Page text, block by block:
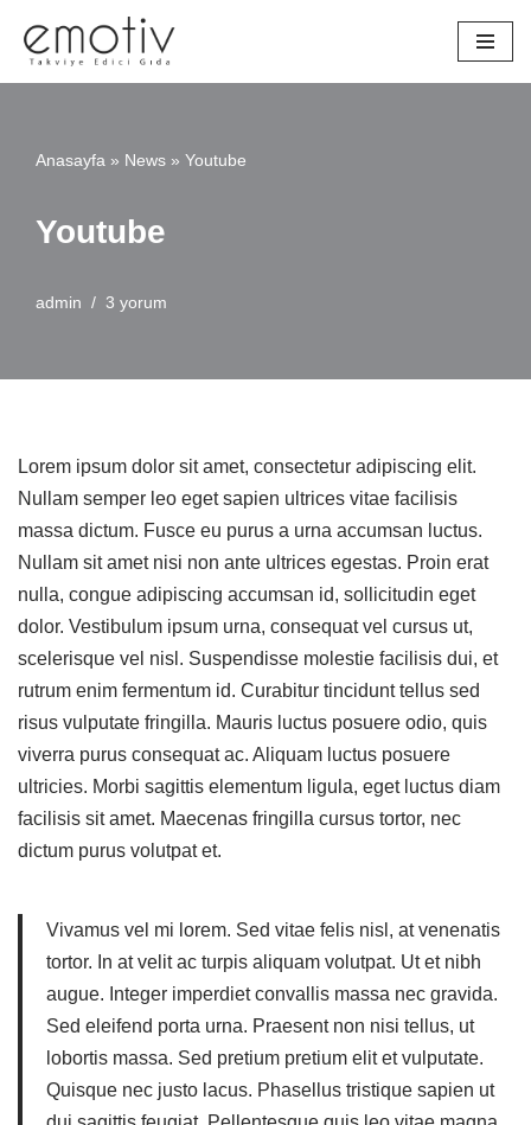
İçeriğe
Anasayfa » News » Youtube
Youtube
admin 3 yorum
Lorem ipsum dolor sit amet, consectetur adipiscing elit.
Nullam semper leo eget sapien ultrices vitae facilisis
massa dictum. Fusce eu purus a urna accumsan luctus.
Nullam sit amet nisi non ante ultrices egestas. Proin erat
nulla, congue adipiscing accumsan id, sollicitudin eget
dolor. Vestibulum ipsum urna, consequat vel cursus ut,
scelerisque vel nisl. Suspendisse molestie facilisis dui, et
rutrum enim fermentum id. Curabitur tincidunt tellus sed
risus vulputate fringilla. Mauris luctus posuere odio, quis
viverra purus consequat ac. Aliquam luctus posuere
ultricies. Morbi sagittis elementum ligula, eget luctus diam
facilisis sit amet. Maecenas fringilla cursus tortor, nec
dictum purus volutpat et.
Vivamus vel mi lorem. Sed vitae felis nisl, at venenatis
tortor. In at velit ac turpis aliquam volutpat. Ut et nibh
augue. Integer imperdiet convallis massa nec gravida.
Sed eleifend porta urna. Praesent non nisi tellus, ut
lobortis massa. Sed pretium pretium elit et vulputate.
Quisque nec justo lacus. Phasellus tristique sapien ut